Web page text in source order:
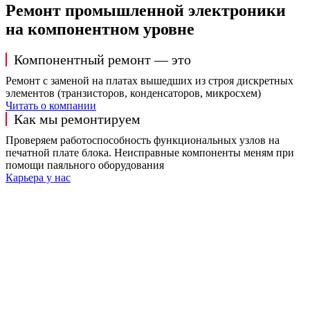
Ремонт промышленной электроники
на компонентном уровне
Компонентный ремонт — это
Ремонт с заменой на платах вышедших из строя дискретных
элементов (транзисторов, конденсаторов, микросхем)
Читать о компании
Как мы ремонтируем
Проверяем работоспособность функциональных узлов на
печатной плате блока. Неисправные компоненты меням при
помощи паяльного оборудования
Карьера у нас